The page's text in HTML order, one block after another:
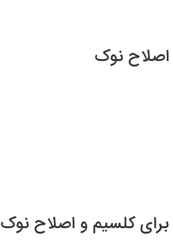
نوک
کلسیم و اصلاح نوک